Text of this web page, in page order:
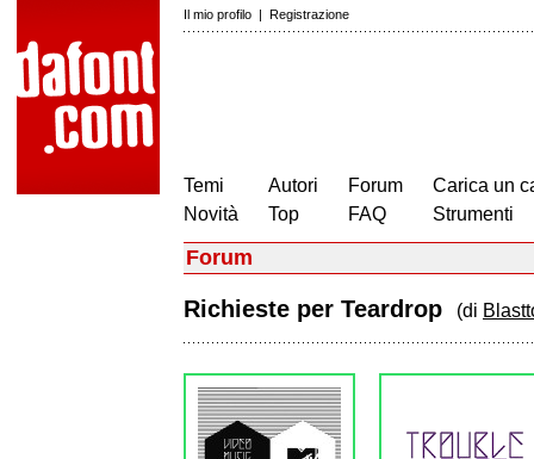
Il mio profilo | Registrazione
Temi
Novità
Autori
Top
Forum
FAQ
Carica un
Strumenti
Forum
Richieste per Teardrop (di